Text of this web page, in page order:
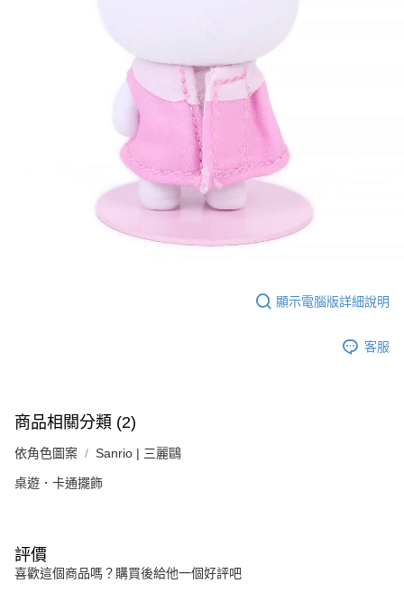
顯示電腦版詳細說明
客服
商品相關分類 (2)
依角色圖案 Sanrio | 三麗鷗
桌遊．卡通擺飾
評價
喜歡這個商品嗎？購買後給他一個好評吧